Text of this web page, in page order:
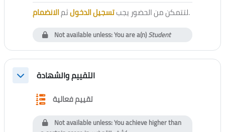
لتتمكن من الحضور يجبتسجيل الدخولثمالانضمام .
Not available unless: You are a(n)Student
Collapseالتقييم والشهادة
تقييم فعاليةQuestionnaire
Not available unless: You achieve higher than